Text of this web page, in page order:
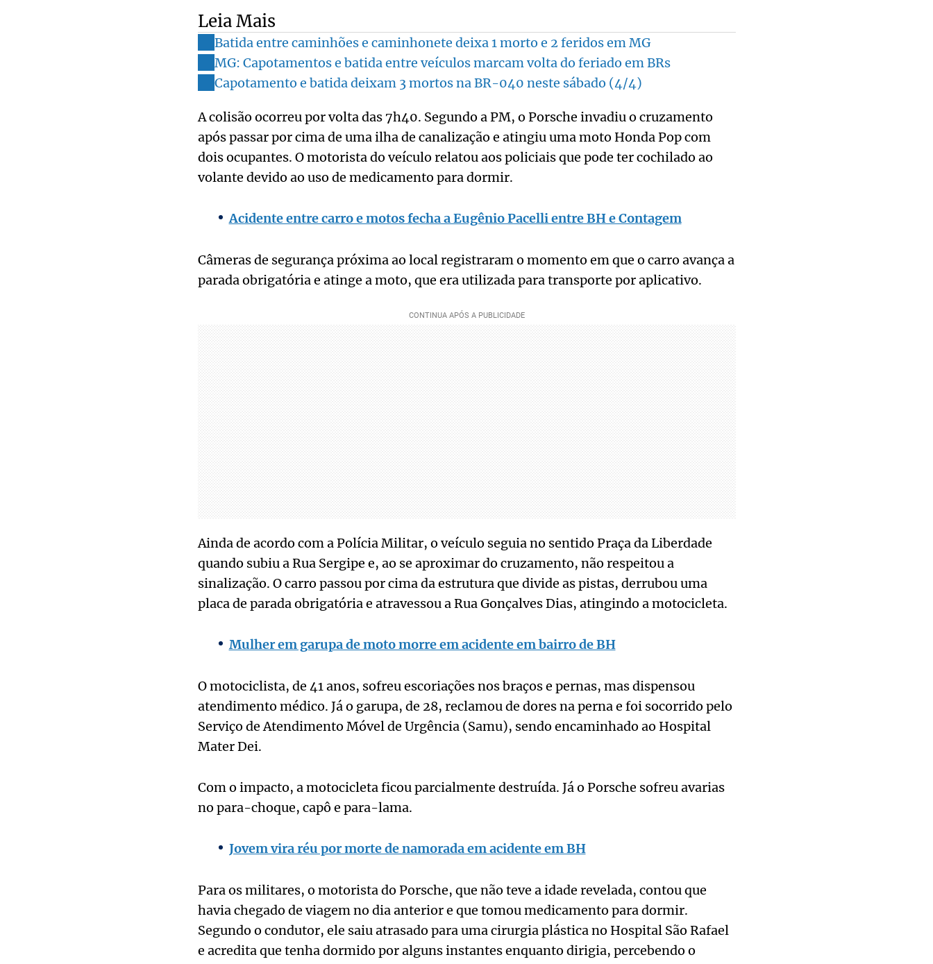
Leia Mais
Batida entre caminhões e caminhonete deixa 1 morto e 2 feridos em MG
MG: Capotamentos e batida entre veículos marcam volta do feriado em BRs
Capotamento e batida deixam 3 mortos na BR-040 neste sábado (4/4)
A colisão ocorreu por volta das 7h40. Segundo a PM, o Porsche invadiu o cruzamento
após passar por cima de uma ilha de canalização e atingiu uma moto Honda Pop com
dois ocupantes. O motorista do veículo relatou aos policiais que pode ter cochilado ao
volante devido ao uso de medicamento para dormir.
Acidente entre carro e motos fecha a Eugênio Pacelli entre BH e Contagem
Câmeras de segurança próxima ao local registraram o momento em que o carro avança a
parada obrigatória e atinge a moto, que era utilizada para transporte por aplicativo.
Ainda de acordo com a Polícia Militar, o veículo seguia no sentido Praça da Liberdade
quando subiu a Rua Sergipe e, ao se aproximar do cruzamento, não respeitou a
sinalização. O carro passou por cima da estrutura que divide as pistas, derrubou uma
placa de parada obrigatória e atravessou a Rua Gonçalves Dias, atingindo a motocicleta.
Mulher em garupa de moto morre em acidente em bairro de BH
O motociclista, de 41 anos, sofreu escoriações nos braços e pernas, mas dispensou
atendimento médico. Já o garupa, de 28, reclamou de dores na perna e foi socorrido pelo
Serviço de Atendimento Móvel de Urgência (Samu), sendo encaminhado ao Hospital
Mater Dei.
Com o impacto, a motocicleta ficou parcialmente destruída. Já o Porsche sofreu avarias
no para-choque, capô e para-lama.
Jovem vira réu por morte de namorada em acidente em BH
Para os militares, o motorista do Porsche, que não teve a idade revelada, contou que
havia chegado de viagem no dia anterior e que tomou medicamento para dormir.
Segundo o condutor, ele saiu atrasado para uma cirurgia plástica no Hospital São Rafael
e acredita que tenha dormido por alguns instantes enquanto dirigia, percebendo o